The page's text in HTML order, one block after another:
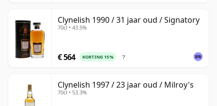
Clynelish 1990 / 31 jaar oud / Signatory
70cl • 43.5%
€ 564 KORTING 15% ?
Clynelish 1997 / 23 jaar oud / Milroy's
70cl • 53.3%